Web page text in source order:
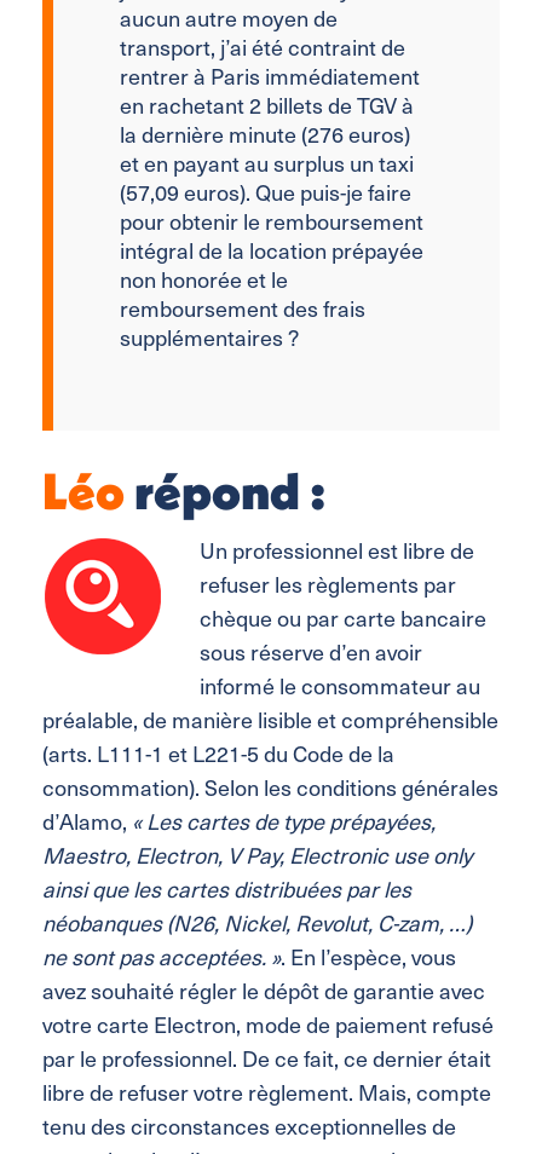
aucun autre moyen de
transport, j’ai été contraint de
rentrer à Paris immédiatement
en rachetant 2 billets de TGV à
la dernière minute (276 euros)
et en payant au surplus un taxi
(57,09 euros). Que puis-je faire
pour obtenir le remboursement
intégral de la location prépayée
non honorée et le
remboursement des frais
supplémentaires ?
Léorépond :
Un professionnel est libre de
refuser les règlements par
chèque ou par carte bancaire
sous réserve d’en avoir
informé le consommateur au
préalable, de manière lisible et compréhensible
(arts. L111-1 et L221-5 du Code de la
consommation). Selon les conditions générales
d’Alamo, « Les cartes de type prépayées,
Maestro, Electron, V Pay, Electronic use only
ainsi que les cartes distribuées par les
néobanques (N26, Nickel, Revolut, C-zam, …)
ne sont pas acceptées. ». En l’espèce, vous
avez souhaité régler le dépôt de garantie avec
votre carte Electron, mode de paiement refusé
par le professionnel. De ce fait, ce dernier était
libre de refuser votre règlement. Mais, compte
tenu des circonstances exceptionnelles de